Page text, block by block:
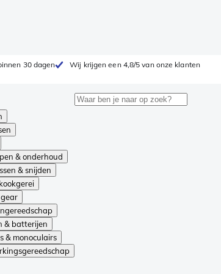
30 dagen Wij krijgen een 4,8/5 van onze klanten
& onderhoud
& snijden
& batterijen
& monoculairs